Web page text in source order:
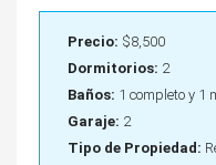
Precio: $8,500
Dormitorios: 2
Baños: 1 completo y 1
Garaje: 2
Tipo de Propiedad: